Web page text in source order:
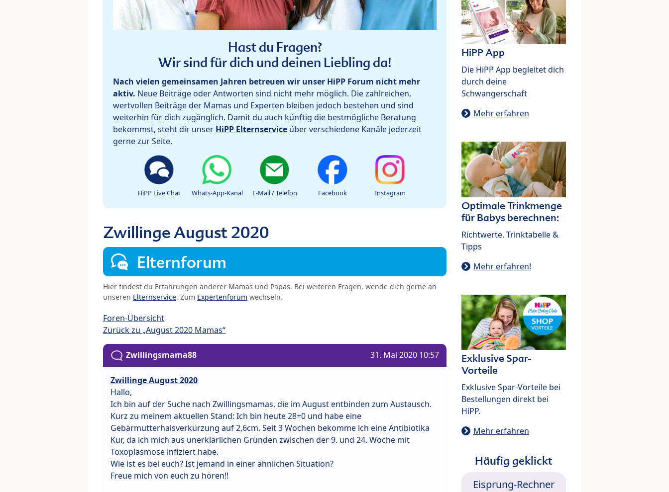
Hast du Fragen?
Wir sind für dich und deinen Liebling da!
Nach vielen gemeinsamen Jahren betreuen wir unser HiPP Forum nicht mehr
aktiv. Neue Beiträge oder Antworten sind nicht mehr möglich. Die zahlreichen,
wertvollen Beiträge der Mamas und Experten bleiben jedoch bestehen und sind
weiterhin für dich zugänglich. Damit du auch künftig die bestmögliche Beratung
bekommst, steht dir unser HiPP Elternservice über verschiedene Kanäle jederzeit
gerne zur Seite.
HiPP Live Chat Whats-App-Kanal E-Mail / Telefon Facebook Instagram
Zwillinge August 2020
Elternforum
Hier findest du Erfahrungen anderer Mamas und Papas. Bei weiteren Fragen, wende dich gerne an
unseren Elternservice. Zum Expertenforum wechseln.
Foren-Übersicht
Zurück zu „August 2020 Mamas“
Zwillingsmama88 31. Mai 2020 10:57
Zwillinge August 2020
Hallo,
Ich bin auf der Suche nach Zwillingsmamas, die im August entbinden zum Austausch.
Kurz zu meinem aktuellen Stand: Ich bin heute 28+0 und habe eine
Gebärmutterhalsverkürzung auf 2,6cm. Seit 3 Wochen bekomme ich eine Antibiotika
Kur, da ich mich aus unerklärlichen Gründen zwischen der 9. und 24. Woche mit
Toxoplasmose infiziert habe.
Wie ist es bei euch? Ist jemand in einer ähnlichen Situation?
Freue mich von euch zu hören!!
HiPP App
Die HiPP App begleitet dich
durch deine
Schwangerschaft
Mehr erfahren
Optimale Trinkmenge
für Babys berechnen:
Richtwerte, Trinktabelle &
Tipps
Mehr erfahren!
Exklusive Spar-
Vorteile
Exklusive Spar-Vorteile bei
Bestellungen direkt bei
HiPP.
Mehr erfahren
Häufig geklickt
Eisprung-Rechner